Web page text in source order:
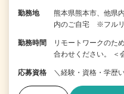
勤務地
熊本県熊本市、他県
内のご自宅 ※フル
勤務時間
リモートワークのた
合わせください。 ＜
応募資格 ＼経験・資格・学歴